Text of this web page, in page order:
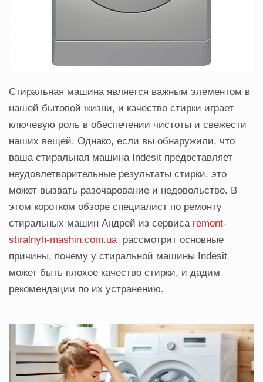
Стиральная машина является важным элементом в
нашей бытовой жизни, и качество стирки играет
ключевую роль в обеспечении чистоты и свежести
наших вещей. Однако, если вы обнаружили, что
ваша стиральная машина Indesit предоставляет
неудовлетворительные результаты стирки, это
может вызвать разочарование и недовольство. В
этом коротком обзоре специалист по ремонту
стиральных машин Андрей из сервиса remont-
stiralnyh-mashin.com.uaрассмотрит основные
причины, почему у стиральной машины Indesit
может быть плохое качество стирки, и дадим
рекомендации по их устранению.